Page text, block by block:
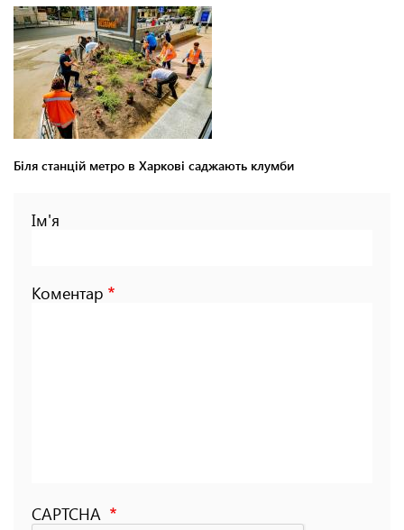
Біля станцій метро в Харкові саджають клумби
Ім'я
Коментар
CAPTCHA